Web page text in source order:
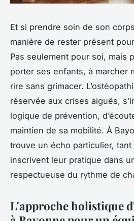
Et si prendre soin de son
manière de rester présent
Pas seulement pour soi, mais
porter ses enfants, à marcher
rire sans grimacer.
réservée aux crises aiguës,
logique de prévention,
maintien de sa mobilité. À
trouve un écho particulier,
inscrivent leur pratique dans
respectueuse du rythme de
L'approche holistique